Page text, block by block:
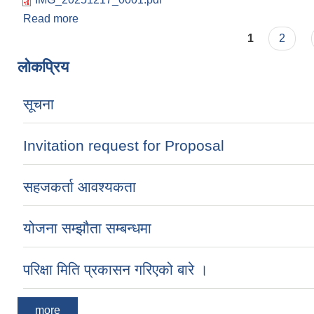
Read more
1 2
लोकप्रिय
सूचना
Invitation request for Proposal
सहजकर्ता आवश्यकता
योजना सम्झौता सम्बन्धमा
परिक्षा मिति प्रकासन गरिएको बारे ।
more